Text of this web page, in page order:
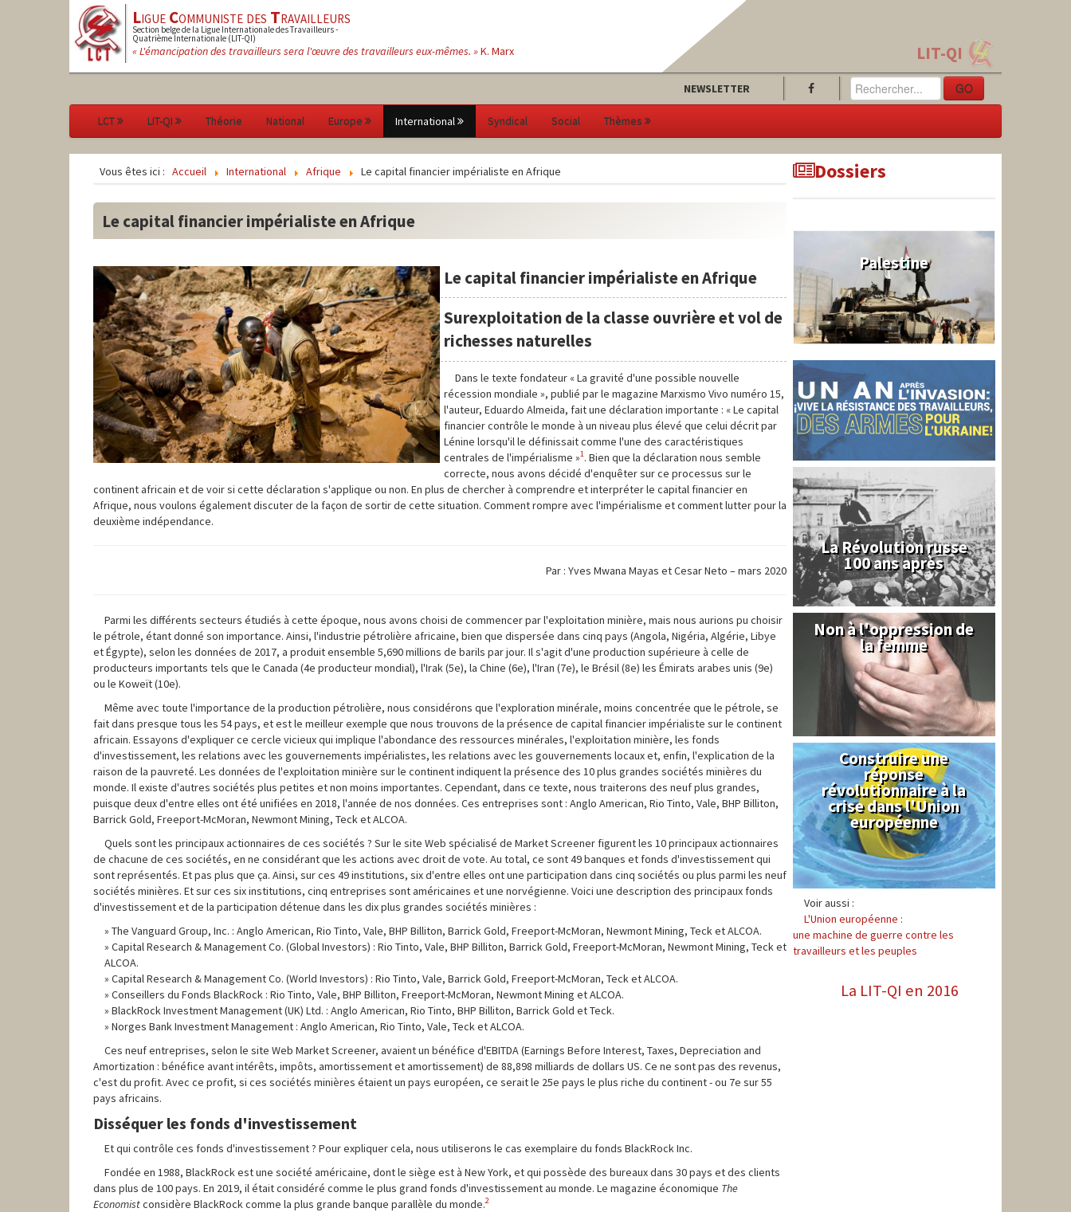
LigueCommuniste des Travailleurs
Section belge de la Ligue Internationale des Travailleurs -
Quatrième Internationale (LIT-QI)
« L'émancipation des travailleurs sera l'œuvre des travailleurs eux-mêmes. »K. Marx LIT-QI
NEWSLETTER GO
LCT LIT-QI Théorie National Europe International Syndical Social Thèmes
Vous êtes ici : Accueil International Afrique Le capital financier impérialiste en Afrique
Le capital financier impérialiste en Afrique
Le capital financier impérialiste en Afrique
Surexploitation de la classe ouvrière et vol de
richesses naturelles
Dans le texte fondateur « La gravité d'une possible nouvelle
récession mondiale », publié par le magazine Marxismo Vivo numéro 15,
l'auteur, Eduardo Almeida, fait une déclaration importante : « Le capital
financier contrôle le monde à un niveau plus élevé que celui décrit par
Lénine lorsqu'il le définissait comme l'une des caractéristiques
centrales de l'impérialisme »1. Bien que la déclaration nous semble
correcte, nous avons décidé d'enquêter sur ce processus sur le
continent africain et de voir si cette déclaration s'applique ou non. En plus de chercher à comprendre et interpréter le capital financier en
Afrique, nous voulons également discuter de la façon de sortir de cette situation. Comment rompre avec l'impérialisme et comment lutter pour la
deuxième indépendance.
Par : Yves Mwana Mayas et Cesar Neto – mars 2020
Parmi les différents secteurs étudiés à cette époque, nous avons choisi de commencer par l'exploitation minière, mais nous aurions pu choisir
le pétrole, étant donné son importance. Ainsi, l'industrie pétrolière africaine, bien que dispersée dans cinq pays (Angola, Nigéria, Algérie, Libye
et Égypte), selon les données de 2017, a produit ensemble 5,690 millions de barils par jour. Il s'agit d'une production supérieure à celle de
producteurs importants tels que le Canada (4e producteur mondial), l'Irak (5e), la Chine (6e), l'Iran (7e), le Brésil (8e) les Émirats arabes unis (9e)
ou le Koweït (10e).
Même avec toute l'importance de la production pétrolière, nous considérons que l'exploration minérale, moins concentrée que le pétrole, se
fait dans presque tous les 54 pays, et est le meilleur exemple que nous trouvons de la présence de capital financier impérialiste sur le continent
africain. Essayons d'expliquer ce cercle vicieux qui implique l'abondance des ressources minérales, l'exploitation minière, les fonds
d'investissement, les relations avec les gouvernements impérialistes, les relations avec les gouvernements locaux et, enfin, l'explication de la
raison de la pauvreté. Les données de l'exploitation minière sur le continent indiquent la présence des 10 plus grandes sociétés minières du
monde. Il existe d'autres sociétés plus petites et non moins importantes. Cependant, dans ce texte, nous traiterons des neuf plus grandes,
puisque deux d'entre elles ont été unifiées en 2018, l'année de nos données. Ces entreprises sont : Anglo American, Rio Tinto, Vale, BHP Billiton,
Barrick Gold, Freeport-McMoran, Newmont Mining, Teck et ALCOA.
Quels sont les principaux actionnaires de ces sociétés ? Sur le site Web spécialisé de Market Screener figurent les 10 principaux actionnaires
de chacune de ces sociétés, en ne considérant que les actions avec droit de vote. Au total, ce sont 49 banques et fonds d'investissement qui
sont représentés. Et pas plus que ça. Ainsi, sur ces 49 institutions, six d'entre elles ont une participation dans cinq sociétés ou plus parmi les neuf
sociétés minières. Et sur ces six institutions, cinq entreprises sont américaines et une norvégienne. Voici une description des principaux fonds
d'investissement et de la participation détenue dans les dix plus grandes sociétés minières :
The Vanguard Group, Inc. : Anglo American, Rio Tinto, Vale, BHP Billiton, Barrick Gold, Freeport-McMoran, Newmont Mining, Teck et ALCOA.
Capital Research & Management Co. (Global Investors) : Rio Tinto, Vale, BHP Billiton, Barrick Gold, Freeport-McMoran, Newmont Mining, Teck et
ALCOA.
Capital Research & Management Co. (World Investors) : Rio Tinto, Vale, Barrick Gold, Freeport-McMoran, Teck et ALCOA.
Conseillers du Fonds BlackRock : Rio Tinto, Vale, BHP Billiton, Freeport-McMoran, Newmont Mining et ALCOA.
BlackRock Investment Management (UK) Ltd. : Anglo American, Rio Tinto, BHP Billiton, Barrick Gold et Teck.
Norges Bank Investment Management : Anglo American, Rio Tinto, Vale, Teck et ALCOA.
Ces neuf entreprises, selon le site Web Market Screener, avaient un bénéfice d'EBITDA (Earnings Before Interest, Taxes, Depreciation and
Amortization : bénéfice avant intérêts, impôts, amortissement et amortissement) de 88,898 milliards de dollars US. Ce ne sont pas des revenus,
c'est du profit. Avec ce profit, si ces sociétés minières étaient un pays européen, ce serait le 25e pays le plus riche du continent - ou 7e sur 55
pays africains.
Disséquer les fonds d'investissement
Et qui contrôle ces fonds d'investissement ? Pour expliquer cela, nous utiliserons le cas exemplaire du fonds BlackRock Inc.
Fondée en 1988, BlackRock est une société américaine, dont le siège est à New York, et qui possède des bureaux dans 30 pays et des clients
dans plus de 100 pays. En 2019, il était considéré comme le plus grand fonds d'investissement au monde. Le magazine économique The
Economistconsidère BlackRock comme la plus grande banque parallèle du monde.2
Dossiers
Palestine
La Révolution russe
100 ans après
Syrie
Non à l'oppression de
la femme
Syndical
Construire une
réponse
révolutionnaire à la
crise dans l'Union
européenne
Voir aussi :
L'Union européenne :
une machine de guerre contre les
travailleurs et les peuples
La LIT-QI en 2016